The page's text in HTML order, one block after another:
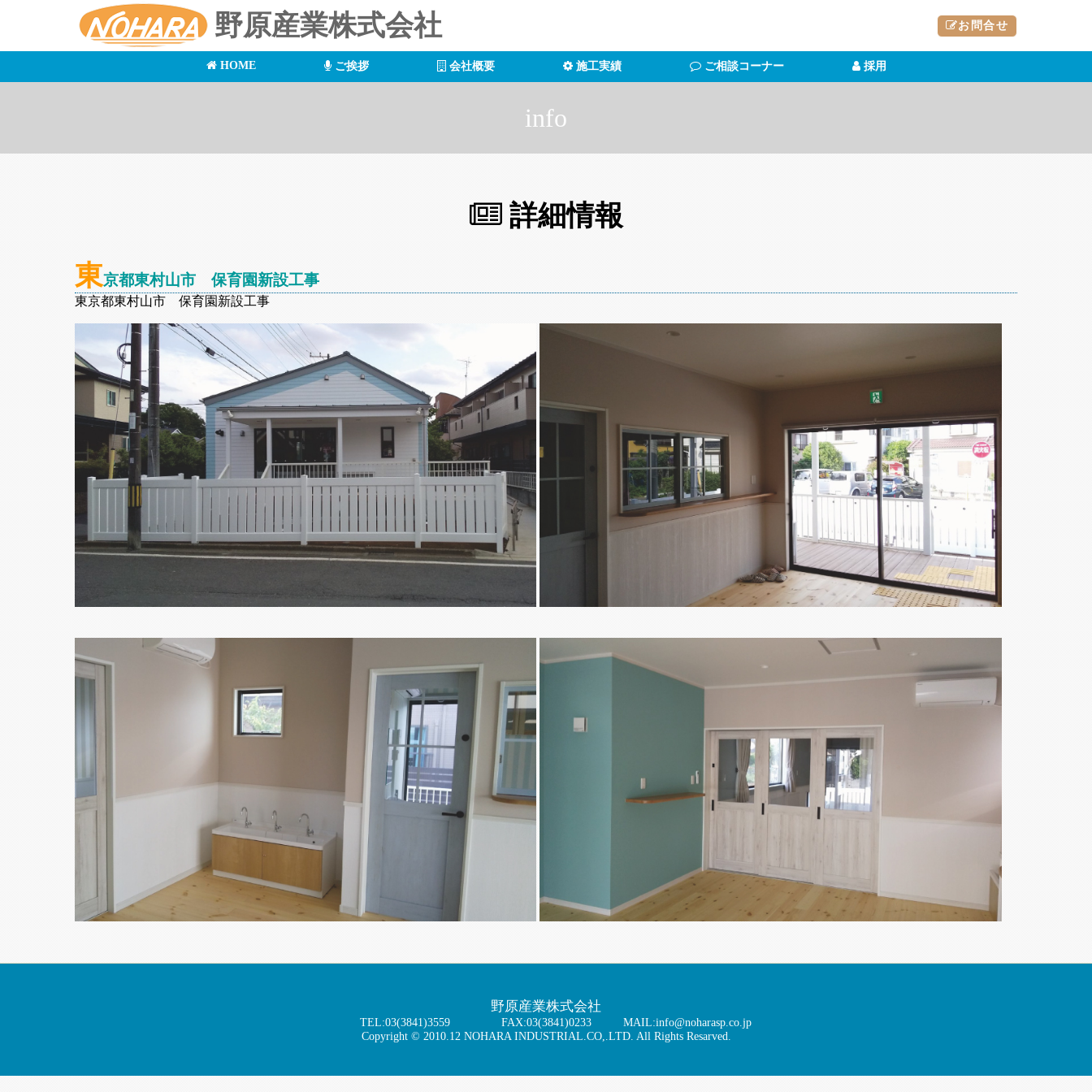
野原産業株式会社 お問合せ
HOME ご挨拶 会社概要 施工実績 ご相談コーナー 採用
info
詳細情報
東京都東村山市 保育園新設工事
東京都東村山市 保育園新設工事
野原産業株式会社
TEL:03(3841)3559 FAX:03(3841)0233
MAIL:info@noharasp.co.jp
Copyright © 2010.12 NOHARA INDUSTRIAL.CO,.LTD. All Rights Resarved.